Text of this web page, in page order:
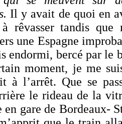
Il y avait de quoi en
rêvasser tandis
une Espagne
endormi, bercé par le
moment, je me
à l’arrêt. Que se
le rideau de la
en gare de Bordeaux-